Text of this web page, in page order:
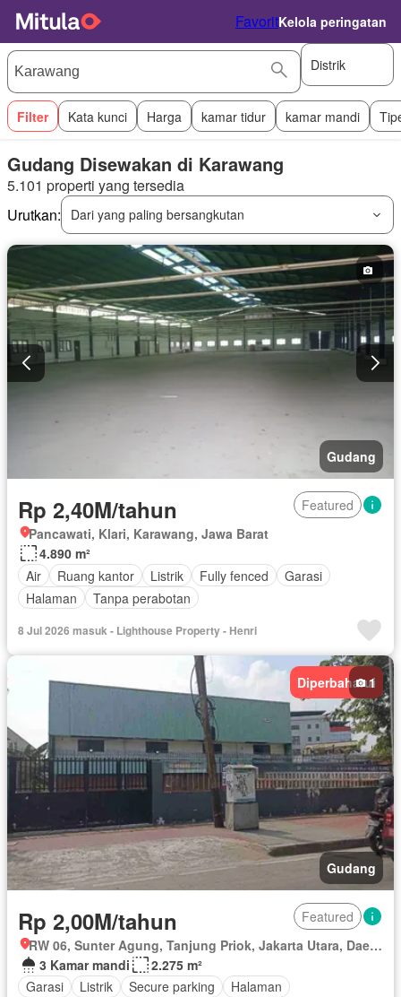
FavoritKelola peringatan
Distrik
Filter Kata kunci Harga kamar tidur kamar mandi
Gudang Disewakan di Karawang
5.101 properti yang tersedia
Urutkan:
Dari yang paling bersangkutan
Gudang
Rp 2,40M/tahun
Featured
Pancawati, Klari, Karawang, Jawa Barat
4.890 m²
Air
Ruang kantor Listrik Fully fenced
Garasi
Halaman
Tanpa perabotan
8 Jul 2026 masuk - Lighthouse Property - Henri
Diperbaharui
Gudang
1
Rp 2,00M/tahun
Featured
RW 06, Sunter Agung, Tanjung Priok, Jakarta Utara, Daerah Khusus Ibukota Jakarta
3 Kamar mandi
2.275 m²
Garasi
Listrik Secure parking Halaman